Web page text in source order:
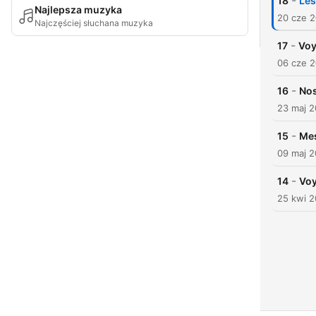
Najlepsza muzyka
Najczęściej słuchana muzyka 20 cze
17 -
06 cze
16 -
23 maj
15 -
09 maj
14 -
25 kwi